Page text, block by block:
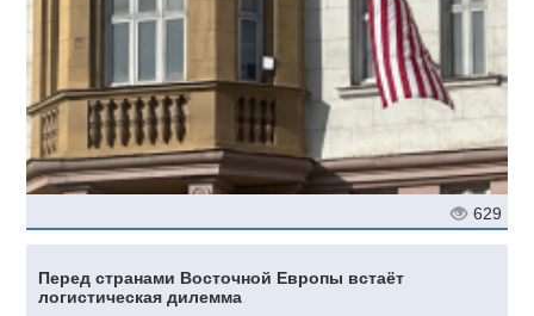
629
Перед странами Восточной Европы встаёт
логистическая дилемма